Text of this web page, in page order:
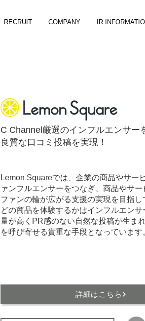
RECRUIT COMPANY IR
C Channel厳選のインフルエンサー
良質な口コミ投稿を実現！
Lemon Squareでは、企業の商品やサー
ァンフルエンサーをつなぎ、商品やサ
ファンの輪が広がる支援の実現を目指し
どの商品を体験するかはインフルエン
量が高くPR感のない自然な投稿が生ま
を呼び寄せる貴重な手段となっています
詳細はこちら